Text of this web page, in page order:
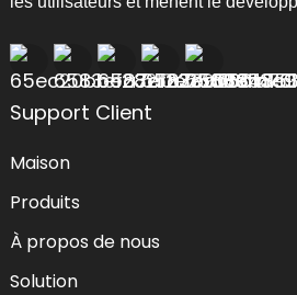
Support Client
Maison
Produits
À propos de nous
Solution